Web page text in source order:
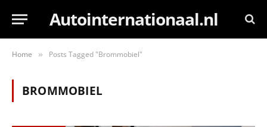
Autointernationaal.nl
Home » Posts Tagged "Brommobiel"
BROMMOBIEL